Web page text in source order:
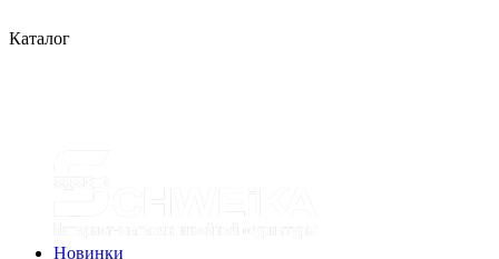
Каталог
Новинки